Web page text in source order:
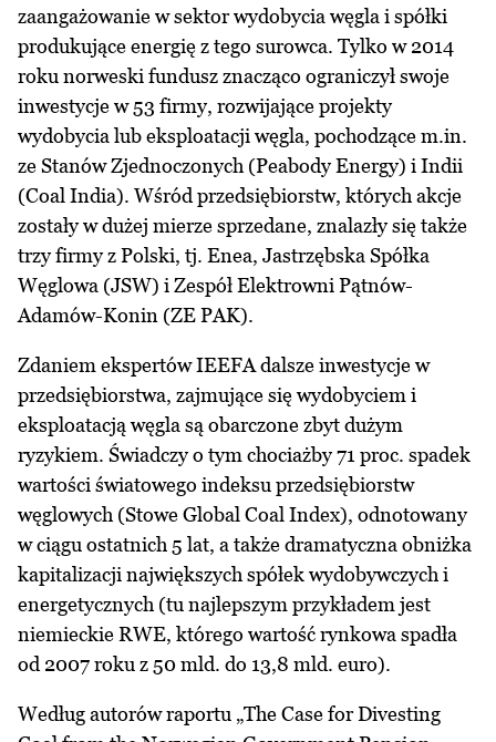
zaangażowanie w sektor wydobycia węgla i spółki
produkujące energię z tego surowca. Tylko w 2014
roku norweski fundusz znacząco ograniczył swoje
inwestycje w 53 firmy, rozwijające projekty
wydobycia lub eksploatacji węgla, pochodzące m.in.
ze Stanów Zjednoczonych (Peabody Energy) i Indii
(Coal India). Wśród przedsiębiorstw, których akcje
zostały w dużej mierze sprzedane, znalazły się także
trzy firmy z Polski, tj. Enea, Jastrzębska Spółka
Węglowa (JSW) i Zespół Elektrowni Pątnów-
Adamów-Konin (ZE PAK).
Zdaniem ekspertów IEEFA dalsze inwestycje w
przedsiębiorstwa, zajmujące się wydobyciem i
eksploatacją węgla są obarczone zbyt dużym
ryzykiem. Świadczy o tym chociażby 71 proc. spadek
wartości światowego indeksu przedsiębiorstw
węglowych (Stowe Global Coal Index), odnotowany
w ciągu ostatnich 5 lat, a także dramatyczna obniżka
kapitalizacji największych spółek wydobywczych i
energetycznych (tu najlepszym przykładem jest
niemieckie RWE, którego wartość rynkowa spadła
od 2007 roku z 50 mld. do 13,8 mld. euro).
Według autorów raportu „The Case for Divesting